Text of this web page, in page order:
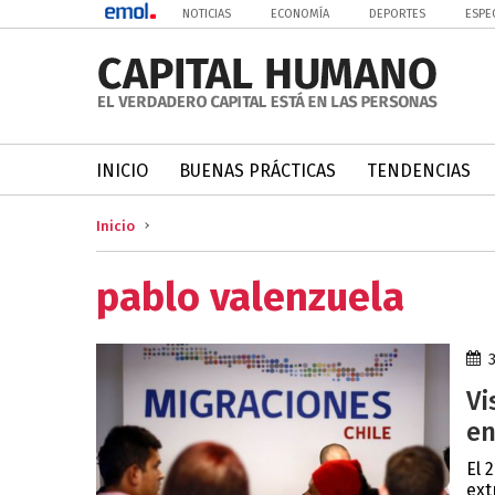
NOTICIAS ECONOMÍA DEPORTES
INICIO BUENAS PRÁCTICAS TENDENCIAS
Inicio
pablo valenzuela
El